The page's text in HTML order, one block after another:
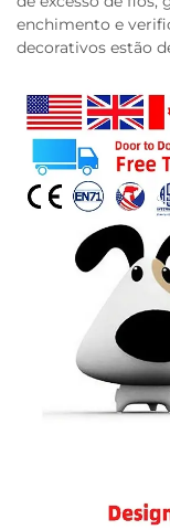
enchimento e
decorativos estão